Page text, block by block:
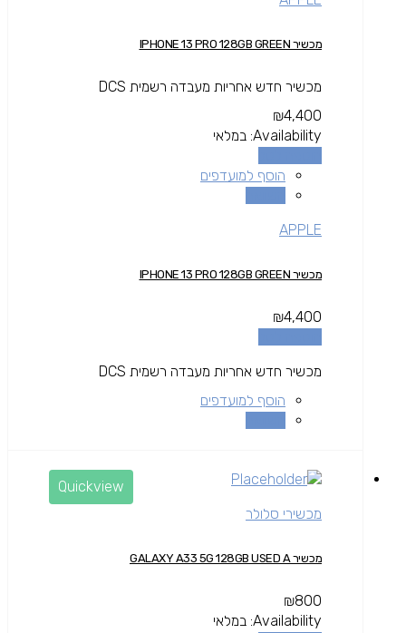
מכשיר IPHONE 13 PRO 128GB GREEN
מכשיר חדש אחריות מעבדה רשמית DCS
₪4,400
Availability: במלאי
הוסף למועדפים
APPLE
מכשיר IPHONE 13 PRO 128GB GREEN
₪4,400
מכשיר חדש אחריות מעבדה רשמית DCS
הוסף למועדפים
Quickview
מכשירי סלולר
מכשיר GALAXY A33 5G 128GB USED A
₪800
Availability: במלאי